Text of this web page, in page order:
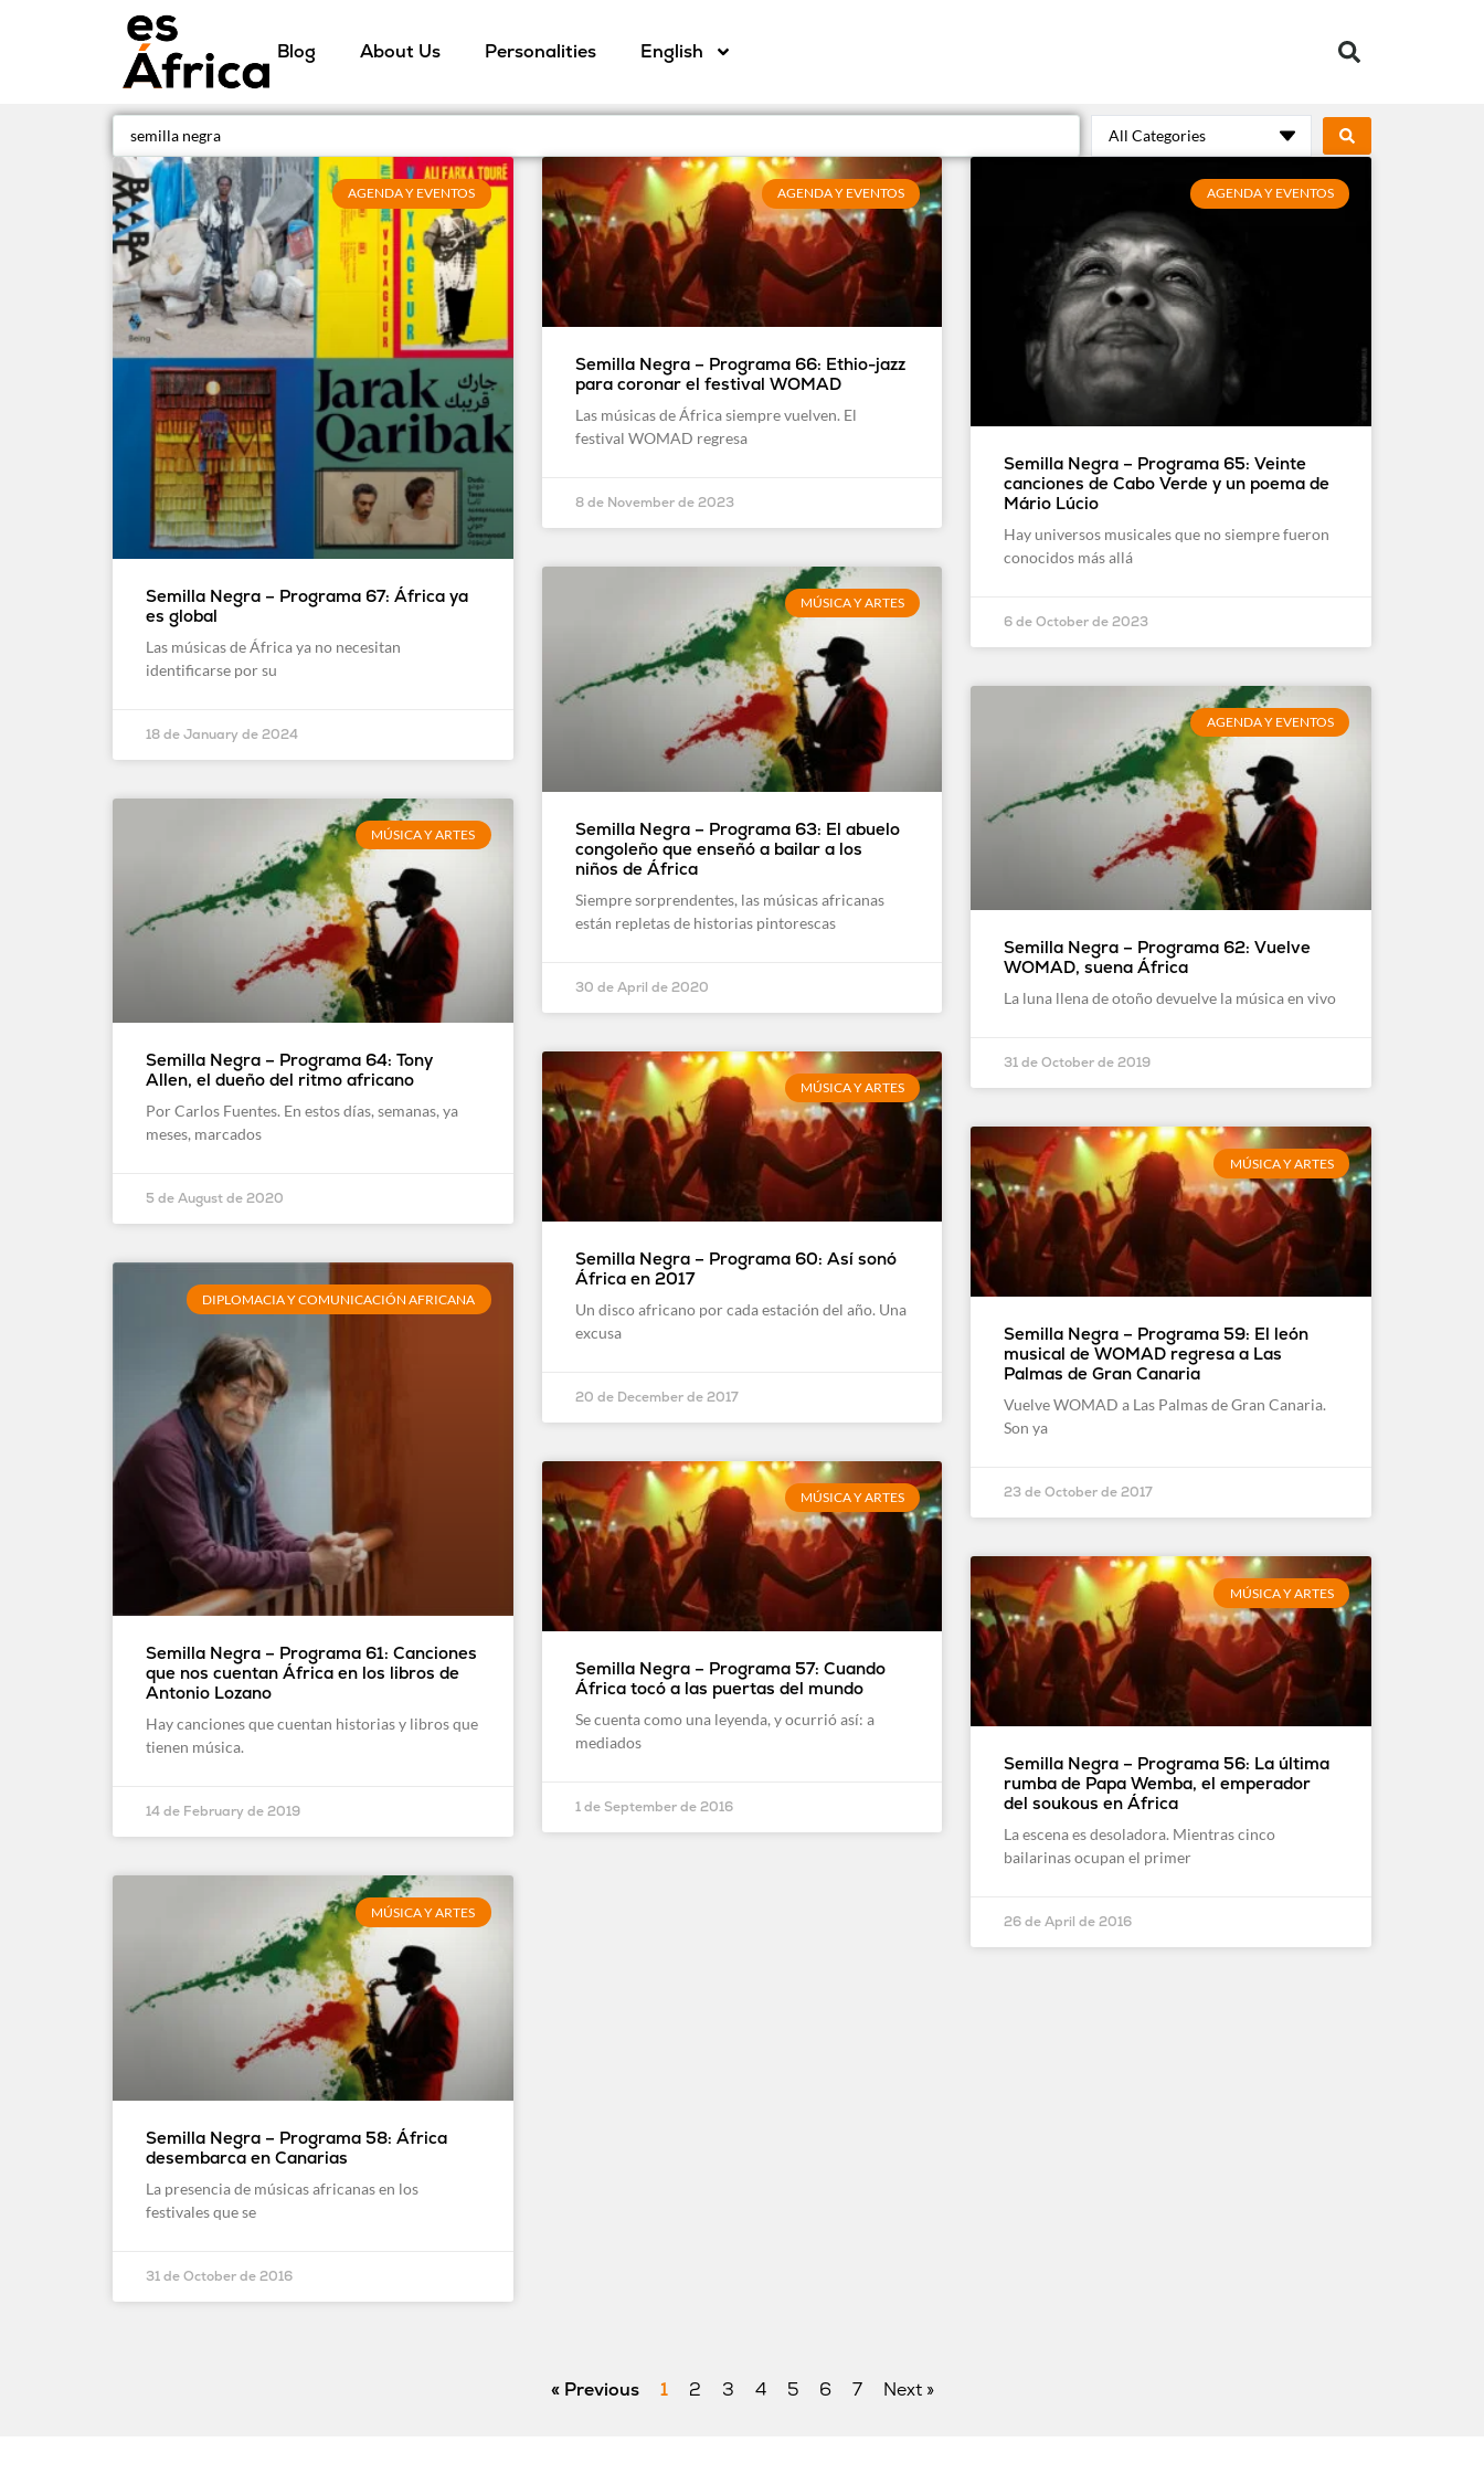
Blog About Us Personalities English
All Categories
AGENDA Y EVENTOS
Semilla Negra – Programa 67: África ya
es global
Las músicas de África ya no necesitan
identificarse por su
18 de January de 2024
AGENDA Y EVENTOS
Semilla Negra – Programa 66: Ethio-jazz
para coronar el festival WOMAD
Las músicas de África siempre vuelven. El
festival WOMAD regresa
8 de November de 2023
AGENDA Y EVENTOS
Semilla Negra – Programa 65: Veinte
canciones de Cabo Verde y un poema de
Mário Lúcio
Hay universos musicales que no siempre fueron
conocidos más allá
6 de October de 2023
MÚSICA Y ARTES
Semilla Negra – Programa 64: Tony
Allen, el dueño del ritmo africano
Por Carlos Fuentes. En estos días, semanas, ya
meses, marcados
5 de August de 2020
MÚSICA Y ARTES
Semilla Negra – Programa 63: El abuelo
congoleño que enseñó a bailar a los
niños de África
Siempre sorprendentes, las músicas africanas
están repletas de historias pintorescas
30 de April de 2020
AGENDA Y EVENTOS
Semilla Negra – Programa 62: Vuelve
WOMAD, suena África
La luna llena de otoño devuelve la música en vivo
31 de October de 2019
DIPLOMACIA Y COMUNICACIÓN AFRICANA
Semilla Negra – Programa 61: Canciones
que nos cuentan África en los libros de
Antonio Lozano
Hay canciones que cuentan historias y libros que
tienen música.
14 de February de 2019
MÚSICA Y ARTES
Semilla Negra – Programa 60: Así sonó
África en 2017
Un disco africano por cada estación del año. Una
excusa
20 de December de 2017
MÚSICA Y ARTES
Semilla Negra – Programa 59: El león
musical de WOMAD regresa a Las
Palmas de Gran Canaria
Vuelve WOMAD a Las Palmas de Gran Canaria.
Son ya
23 de October de 2017
MÚSICA Y ARTES
Semilla Negra – Programa 58: África
desembarca en Canarias
La presencia de músicas africanas en los
festivales que se
31 de October de 2016
MÚSICA Y ARTES
Semilla Negra – Programa 57: Cuando
África tocó a las puertas del mundo
Se cuenta como una leyenda, y ocurrió así: a
mediados
1 de September de 2016
MÚSICA Y ARTES
Semilla Negra – Programa 56: La última
rumba de Papa Wemba, el emperador
del soukous en África
La escena es desoladora. Mientras cinco
bailarinas ocupan el primer
26 de April de 2016
« Previous 1 2 3 4 5 6 7 Next »